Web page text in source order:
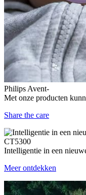
Philips Avent-
Met onze producten
Share the care
CT5300
Intelligentie in een
Meer ontdekken